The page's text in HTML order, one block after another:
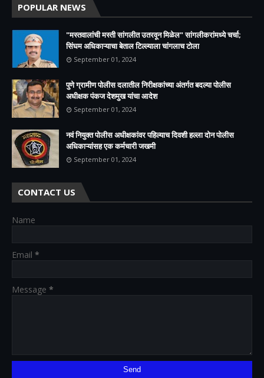
POPULAR NEWS
"मस्तवालांची मस्ती सांगलीत उतरवून मिळेल" सांगलीकरांमध्ये चर्चा;
सिंघम अधिकाऱ्याचा बेताल टिल्ल्याला चांगलाच टोला
September 01, 2024
पुणे ग्रामीण पोलीस दलातील निरीक्षकांच्या अंतर्गत बदल्या पोलीस
अधीक्षक पंकज देशमुख यांचा आदेश
September 01, 2024
नवं नियुक्त पोलीस अधीक्षकांवर पहिल्याच दिवशी हल्ला दोन पोलीस
अधिकाऱ्यांसह एक कर्मचारी जखमी
September 01, 2024
CONTACT US
Name
Email *
Message *